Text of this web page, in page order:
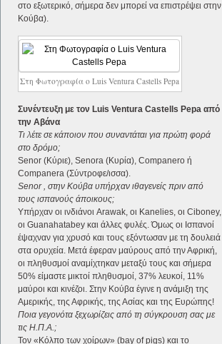
στο εξωτερικό, σήμερα δεν μπορεί να επιστρέψει στην
Κούβα).
Στη Φωτογραφία ο Luis Ventura Castells Pepa
Συνέντευξη με τον Luis Ventura Castells Pepa από
την Αβάνα
Τι λέτε σε κάποιον που συναντάται για πρώτη φορά
στο δρόμο;
Senor (Κύριε), Senora (Κυρία), Companero ή
Companera (Σύντροφε/ισσα).
Senor , στην Κούβα υπήρχαν ιθαγενείς πριν από
τους ισπανούς άποικους;
Υπήρχαν οι ινδιάνοι Arawak, οι Kanelies, οι Ciboney,
οι Guanahatabey και άλλες φυλές. Όμως οι Ισπανοί
έψαχναν για χρυσό και τους εξόντωσαν με τη δουλειά
στα ορυχεία. Μετά έφεραν μαύρους από την Αφρική,
οι πληθυσμοί αναμίχτηκαν μεταξύ τους και σήμερα
50% είμαστε μικτοί πληθυσμοί, 37% λευκοί, 11%
μαύροι και κινέζοι. Στην Κούβα έγινε η ανάμιξη της
Αμερικής, της Αφρικής, της Ασίας και της Ευρώπης!
Ποια γεγονότα ξεχωρίζεις από τη σύγκρουση σας με
τις Η.Π.Α.;
Τον «Κόλπο των χοίρων» (bay of pigs) και το